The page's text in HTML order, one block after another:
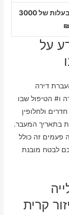
בעלות של 3000
₪
על
דירה
ו# הטיפול שבו
ולחלופין
בתאריך המעבר.
פעמים זה כולל
לבטח מובנת
קרית